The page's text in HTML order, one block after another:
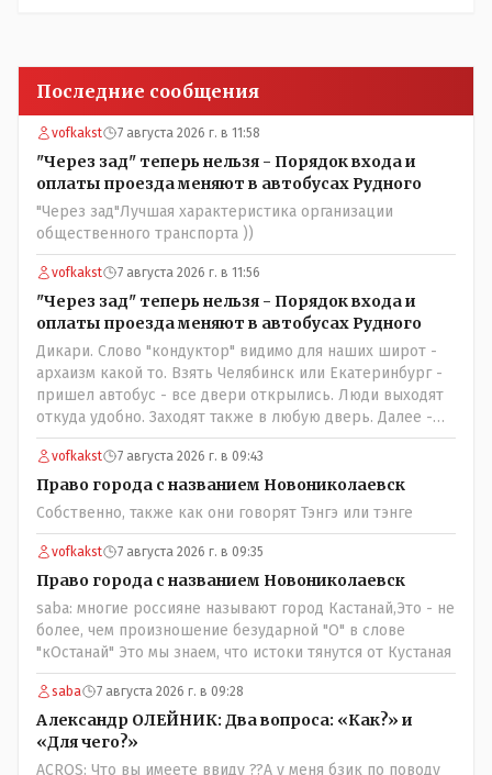
Последние сообщения
vofkakst 7 августа 2026 г. в 11:58
"Через зад" теперь нельзя - Порядок входа и
оплаты проезда меняют в автобусах Рудного
"Через зад"Лучшая характеристика организации
общественного транспорта ))
vofkakst 7 августа 2026 г. в 11:56
"Через зад" теперь нельзя - Порядок входа и
оплаты проезда меняют в автобусах Рудного
Дикари. Слово "кондуктор" видимо для наших широт -
архаизм какой то. Взять Челябинск или Екатеринбург -
пришел автобус - все двери открылись. Люди выходят
откуда удобно. Заходят также в любую дверь. Далее -
либо платишь сам (у каждой двери есть валидатор),
либо кондуктор подойдет с терминалом. Водитель
разгружен от вопросов оплаты, полностью
сконцентрировавшись на управлении автобусом.
Кондуктор - помимо удобства - несомненно рабочие
места. Сколько людей можно трудоустроить? Но зачем,
когда водитель должен и на дорогу смотреть, и оплату
контролировать , и (в редких случаях оплаты наличкой)
сдачу выдавать. У нас прогресс почему-то идет с
регрессом рука об руку. Любую хорошую задумку
умудряемся похерить(
vofkakst 7 августа 2026 г. в 09:43
Право города с названием Новониколаевск
Собственно, также как они говорят Тэнгэ или тэнге
vofkakst 7 августа 2026 г. в 09:35
Право города с названием Новониколаевск
saba: многие россияне называют город Кастанай,Это - не
более, чем произношение безударной "О" в слове
"кОстанай" Это мы знаем, что истоки тянутся от Кустаная
saba 7 августа 2026 г. в 09:28
Александр ОЛЕЙНИК: Два вопроса: «Как?» и
«Для чего?»
ACROS: Что вы имеете ввиду ??А у меня бзик по поводу